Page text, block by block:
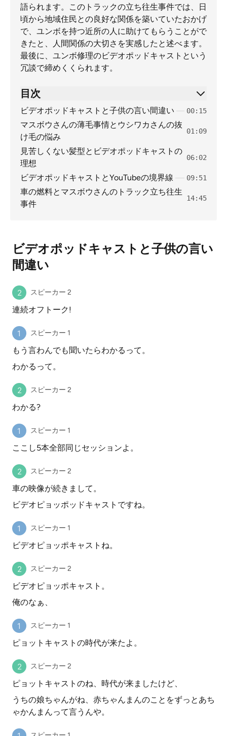
語られます。このトラックの立ち往生事件では、日
頃から地域住民との良好な関係を築いていたおかげ
で、ユンボを持つ近所の人に助けてもらうことがで
きたと、人間関係の大切さを実感したと述べます。
最後に、ユンボ修理のビデオポッドキャストという
冗談で締めくくられます。
目次
ビデオポッドキャストと子供の言い間違い 00:15
マスボウさんの薄毛事情とウシワカさんの抜
け毛の悩み
01:09
見苦しくない髪型とビデオポッドキャストの
理想
06:02
ビデオポッドキャストとYouTubeの境界線 09:51
車の燃料とマスボウさんのトラック立ち往生
事件
14:45
ビデオポッドキャストと子供の言い
間違い
スピーカー 2
連続オフトーク!
スピーカー 1
もう言わんでも聞いたらわかるって。
わかるって。
スピーカー 2
わかる?
スピーカー 1
ここし5本全部同じセッションよ。
スピーカー 2
車の映像が続きまして。
ビデオピョッポッドキャストですね。
スピーカー 1
ビデオピョッポキャストね。
スピーカー 2
ビデオピョッポキャスト。
俺のなぁ、
スピーカー 1
ピョットキャストの時代が来たよ。
スピーカー 2
ピョットキャストのね、時代が来ましたけど、
うちの娘ちゃんがね、赤ちゃんまんのことをずっとあち
ゃかんまんって言うんや。